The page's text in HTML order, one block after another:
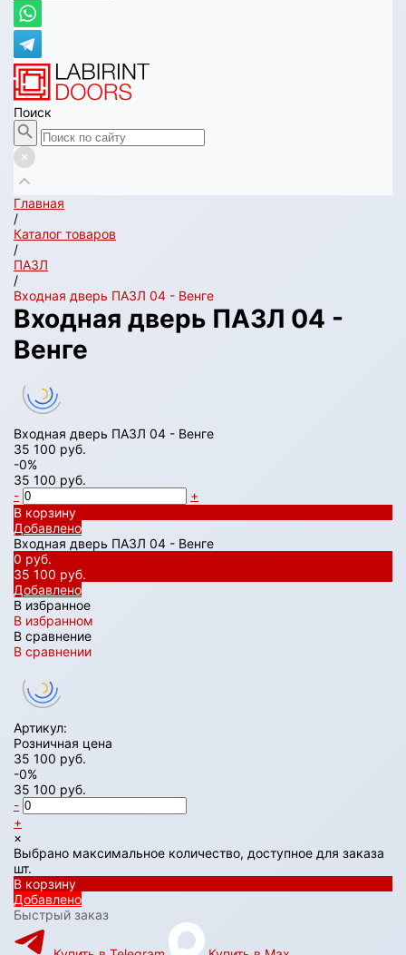
Поиск
Главная
/
Каталог товаров
/
ПАЗЛ
/
Входная дверь ПАЗЛ 04 - Венге
Входная дверь ПАЗЛ 04 -
Венге
Входная дверь ПАЗЛ 04 - Венге
35 100 руб.
-0%
35 100 руб.
-
+
В корзину
Добавлено
Входная дверь ПАЗЛ 04 - Венге
0 руб.
35 100 руб.
Добавлено
В избранное
В избранном
В сравнение
В сравнении
Артикул:
Розничная цена
35 100 руб.
-0%
35 100 руб.
-
+
×
Выбрано максимальное количество, доступное для заказа
шт.
В корзину
Добавлено
Быстрый заказ